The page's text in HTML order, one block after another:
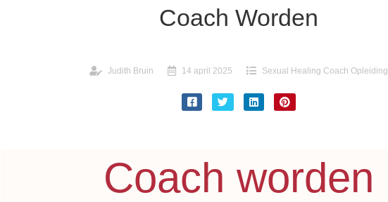
Coach Worden
Judith Bruin 14 april 2025 Sexual Healing Coach Opleiding
Coach worden